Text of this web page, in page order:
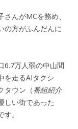
んがMCを務め、
の方がふんだんに
6.7万人弱の中山間
を走るAIタクシ
タウン （番組紹介
しい街であった
。